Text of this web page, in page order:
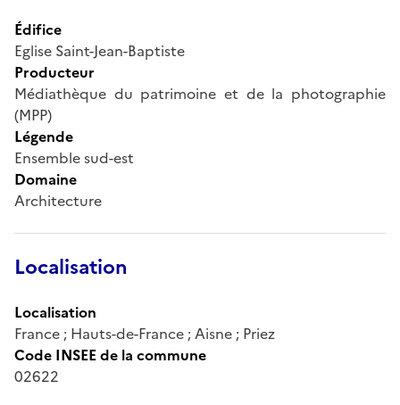
Édifice
Eglise Saint-Jean-Baptiste
Producteur
Médiathèque du patrimoine et de la photographie
(MPP)
Légende
Ensemble sud-est
Domaine
Architecture
Localisation
Localisation
France ; Hauts-de-France ; Aisne ; Priez
Code INSEE de la commune
02622